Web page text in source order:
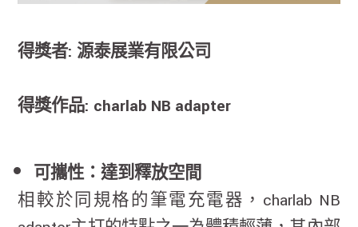
得獎者: 源泰展業有限公司
得獎作品: charlab NB adapter
可攜性：達到釋放空間
相較於同規格的筆電充電器，charlab NB